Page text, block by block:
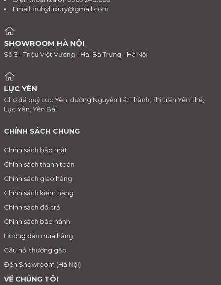
Email: irubyluxury@gmail.com
SHOWROOM HÀ NỘI
Số 3 - Triệu Việt Vương - Hai Bà Trưng - Hà Nội
LỤC YÊN
Chợ đá quý Lục Yên, đường Nguyễn Tất Thành, Thị trấn Yên Thế,
Lục Yên, Yên Bái
CHÍNH SÁCH CHUNG
Chính sách bảo mật
Chính sách thanh toán
Chính sách giao hàng
Chính sách kiểm hàng
Chính sách đổi trả
Chính sách bảo hành
Hướng dẫn mua hàng
Câu hỏi thường gặp
Đến Showroom (Hà Nội)
VỀ CHÚNG TÔI